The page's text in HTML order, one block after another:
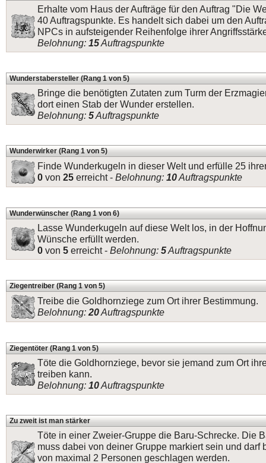
Erhalte vom Haus der Aufträge für den Auftrag "Die
40 Auftragspunkte. Es handelt sich dabei um den
NPCs in aufsteigender Reihenfolge ihrer
Belohnung: 15Auftragspunkte
Wunderstabersteller (Rang 1 von 5)
Bringe die benötigten Zutaten zum Turm der
dort einen Stab der Wunder erstellen.
Belohnung: 5Auftragspunkte
Wunderwirker (Rang 1 von 5)
Finde Wunderkugeln in dieser Welt und erfülle 25
0 von 25 erreicht - Belohnung: 10Auftragspunkte
Wunderwünscher (Rang 1 von 6)
Lasse Wunderkugeln auf diese Welt los, in der
Wünsche erfüllt werden.
0 von 5 erreicht - Belohnung: 5Auftragspunkte
Ziegentreiber (Rang 1 von 5)
Treibe die Goldhornziege zum Ort ihrer Bestimmung.
Belohnung: 20Auftragspunkte
Ziegentöter (Rang 1 von 5)
Töte die Goldhornziege, bevor sie jemand zum Ort
treiben kann.
Belohnung: 10Auftragspunkte
Zu zweit ist man stärker
Töte in einer Zweier-Gruppe die Baru-Schrecke. Die
muss dabei von deiner Gruppe markiert sein und darf
von maximal 2 Personen geschlagen werden.